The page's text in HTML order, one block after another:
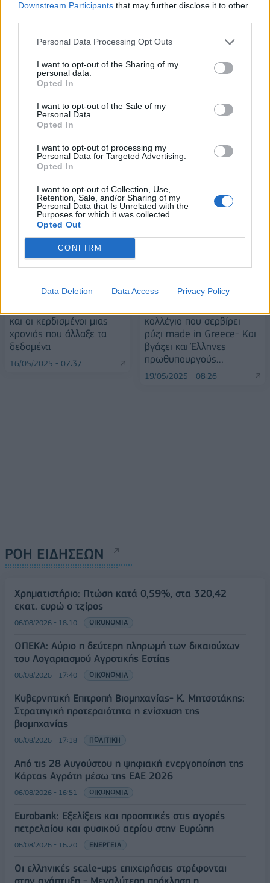
Downstream Participants that may further disclose it to other
Personal Data Processing Opt Outs
I want to opt-out of the Sharing of my
personal data.
Opted In
I want to opt-out of the Sale of my
Personal Data.
Opted In
I want to opt-out of processing my
Personal Data for Targeted Advertising.
Opted In
I want to opt-out of Collection, Use,
Retention, Sale, and/or Sharing of my
Personal Data that Is Unrelated with the
Purposes for which it was collected.
Opted Out
CONFIRM
Data Deletion Data Access Privacy Policy
αναδιάρθρωσης
ΟΤΕ στη διεθνή σειρά δεικτών
FTSE4Good
Alpha Bank: Για πρώτη φορά το Αρχαίο Θέατρο Επιδαύρου άνοιξε τις
πύλες του σε όλους
ESG Report 2025: Πώς η ΑΒ Βασιλόπουλος μετατρέπει τη
βιωσιμότητα σε καθημερινή πράξη
ΠΕΡΙΣΣΌΤΕΡΑ ΣΕ ΑΥΤΉ ΤΗΝ ΚΑΤΗΓΟΡΊΑ
και οι κερδισμένοι μιας
χρονιάς που άλλαξε τα
δεδομένα
16/05/2025 - 07:37
κολλέγιο που σερβίρει
ρύζι made in Greece- Και
βγάζει και Έλληνες
πρωθυπουργούς…
19/05/2025 - 08:26
ΡΟΗ ΕΙΔΗΣΕΩΝ
Χρηματιστήριο: Πτώση κατά 0,59%, στα 320,42
εκατ. ευρώ ο τζίρος
06/08/2026 - 18:10 ΟΙΚΟΝΟΜΙΑ
ΟΠΕΚΑ: Αύριο η δεύτερη πληρωμή των δικαιούχων
του Λογαριασμού Αγροτικής Εστίας
06/08/2026 - 17:40 ΟΙΚΟΝΟΜΙΑ
Κυβερνητική Επιτροπή Βιομηχανίας- Κ. Μητσοτάκης:
Στρατηγική προτεραιότητα η ενίσχυση της
βιομηχανίας
06/08/2026 - 17:18 ΠΟΛΙΤΙΚΗ
Από τις 28 Αυγούστου η ψηφιακή ενεργοποίηση της
Κάρτας Αγρότη μέσω της ΕΑΕ 2026
06/08/2026 - 16:51 ΟΙΚΟΝΟΜΙΑ
Eurobank: Εξελίξεις και προοπτικές στις αγορές
πετρελαίου και φυσικού αερίου στην Ευρώπη
06/08/2026 - 16:20 ΕΝΕΡΓΕΙΑ
Οι ελληνικές scale-ups επιχειρήσεις στρέφονται